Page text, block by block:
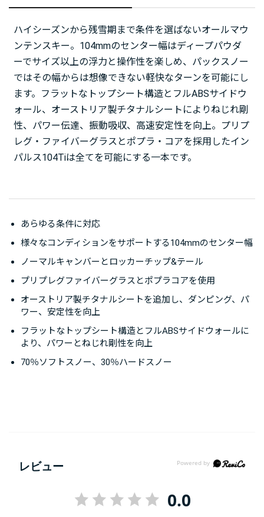
ハイシーズンから残雪期まで条件を選ばないオールマウ
ンテンスキー。104mmのセンター幅はディープパウダ
ーでサイズ以上の浮力と操作性を楽しめ、パックスノー
ではその幅からは想像できない軽快なターンを可能にし
ます。フラットなトップシート構造とフルABSサイドウ
ォール、オーストリア製チタナルシートによりねじれ剛
性、パワー伝達、振動吸収、高速安定性を向上。プリプ
レグ・ファイバーグラスとポプラ・コアを採用したイン
パルス104Tiは全てを可能にする一本です。
あらゆる条件に対応
様々なコンディションをサポートする104mmのセンター幅
ノーマルキャンバーとロッカーチップ&テール
プリプレグファイバーグラスとポプラコアを使用
オーストリア製チタナルシートを追加し、ダンピング、パ
ワー、安定性を向上
フラットなトップシート構造とフルABSサイドウォールに
より、パワーとねじれ剛性を向上
70％ソフトスノー、30％ハードスノー
レビュー
0.0